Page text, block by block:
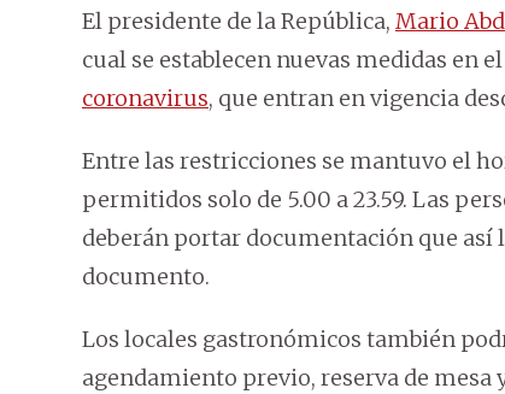
El presidente de la República, Mario
cual se establecen nuevas medidas en
coronavirus, que entran en vigencia
Entre las restricciones se mantuvo el
permitidos solo de 5.00 a 23.59. Las
deberán portar documentación que así
documento.
Los locales gastronómicos también
agendamiento previo, reserva de mesa